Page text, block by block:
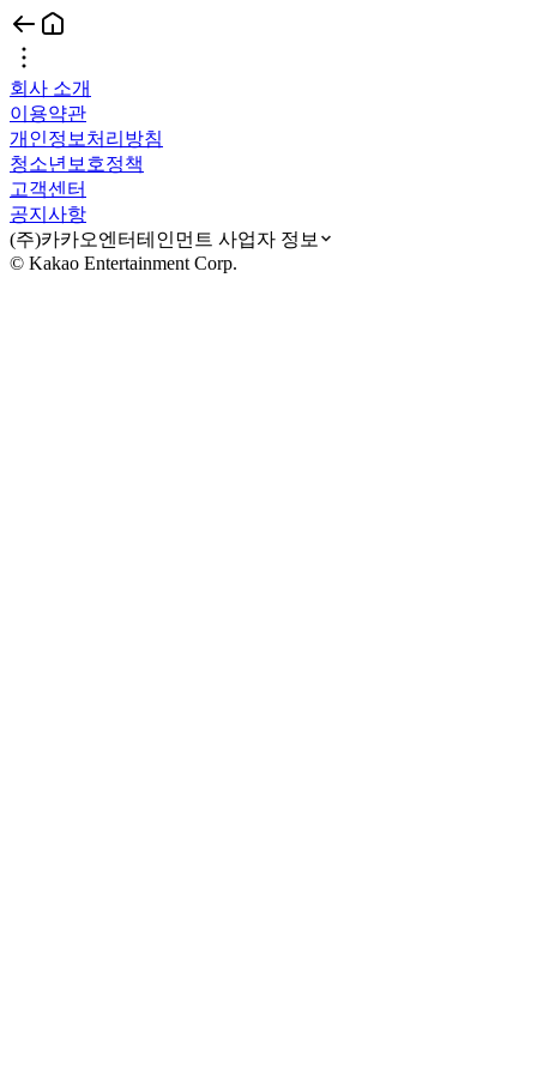
회사 소개
이용약관
개인정보처리방침
청소년보호정책
고객센터
공지사항
(주)카카오엔터테인먼트 사업자 정보
© Kakao Entertainment Corp.